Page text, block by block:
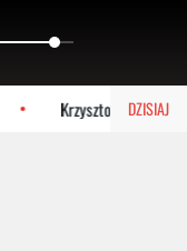
DZISIAJ
Krzysztof Jezierski o